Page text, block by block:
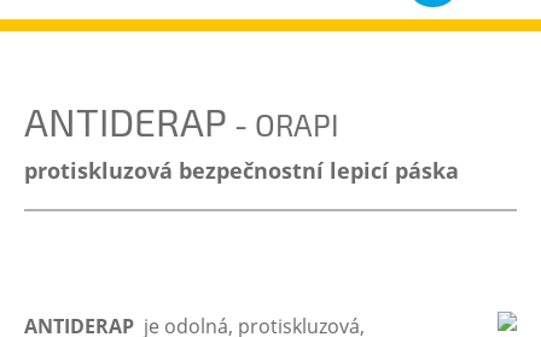
ANTIDERAP - ORAPI
protiskluzová bezpečnostní lepicí páska
ANTIDERAP je odolná, protiskluzová,